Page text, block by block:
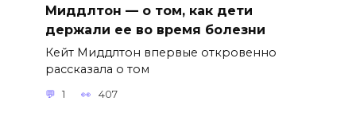
Миддлтон — о том, как дети
держали ее во время болезни
Кейт Миддлтон впервые откровенно
рассказала о том
1 407